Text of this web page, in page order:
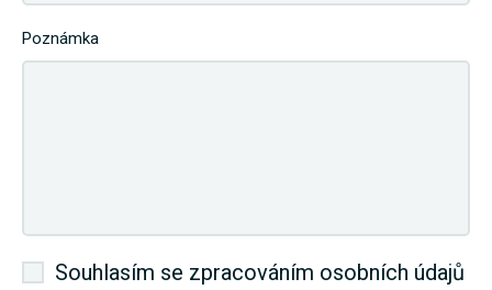
Poznámka
Souhlasím se zpracováním osobních údajů